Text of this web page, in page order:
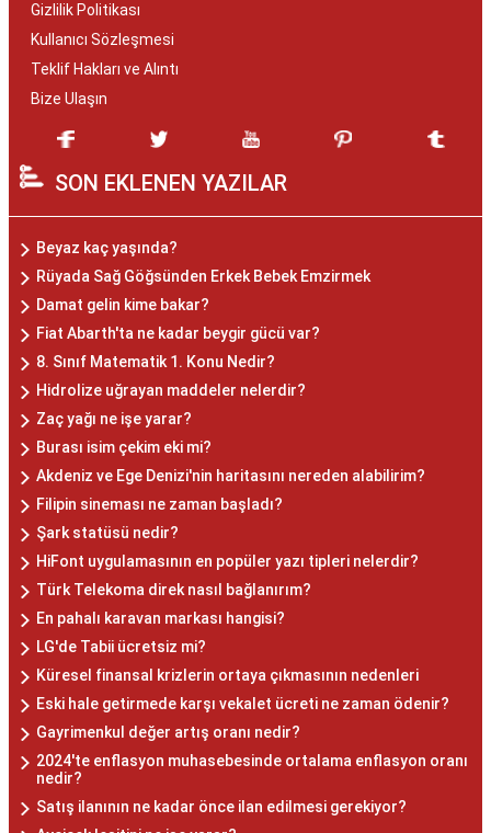
Gizlilik Politikası
Kullanıcı Sözleşmesi
Teklif Hakları ve Alıntı
Bize Ulaşın
SON EKLENEN YAZILAR
Beyaz kaç yaşında?
Rüyada Sağ Göğsünden Erkek Bebek Emzirmek
Damat gelin kime bakar?
Fiat Abarth'ta ne kadar beygir gücü var?
8. Sınıf Matematik 1. Konu Nedir?
Hidrolize uğrayan maddeler nelerdir?
Zaç yağı ne işe yarar?
Burası isim çekim eki mi?
Akdeniz ve Ege Denizi'nin haritasını nereden alabilirim?
Filipin sineması ne zaman başladı?
Şark statüsü nedir?
HiFont uygulamasının en popüler yazı tipleri nelerdir?
Türk Telekoma direk nasıl bağlanırım?
En pahalı karavan markası hangisi?
LG'de Tabii ücretsiz mi?
Küresel finansal krizlerin ortaya çıkmasının nedenleri
Eski hale getirmede karşı vekalet ücreti ne zaman ödenir?
Gayrimenkul değer artış oranı nedir?
2024'te enflasyon muhasebesinde ortalama enflasyon oranı
nedir?
Satış ilanının ne kadar önce ilan edilmesi gerekiyor?